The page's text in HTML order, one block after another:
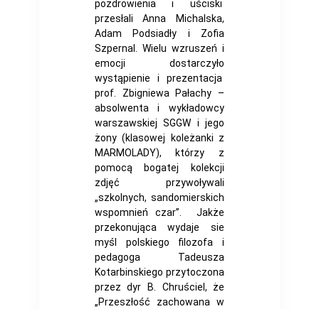
pozdrowienia i uściski
przesłali Anna Michalska,
Adam Podsiadły i Zofia
Szpernal. Wielu wzruszeń i
emocji dostarczyło
wystąpienie i prezentacja
prof. Zbigniewa Pałachy –
absolwenta i wykładowcy
warszawskiej SGGW i jego
żony (klasowej koleżanki z
MARMOLADY), którzy z
pomocą bogatej kolekcji
zdjęć przywoływali
„szkolnych, sandomierskich
wspomnień czar”. Jakże
przekonująca wydaje sie
myśl polskiego filozofa i
pedagoga Tadeusza
Kotarbinskiego przytoczona
przez dyr B. Chruściel, że
„Przeszłość zachowana w